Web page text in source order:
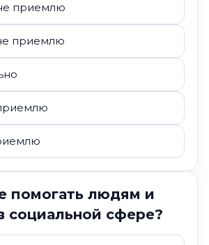
приемлю
приемлю
помогать людям и
социальной сфере?